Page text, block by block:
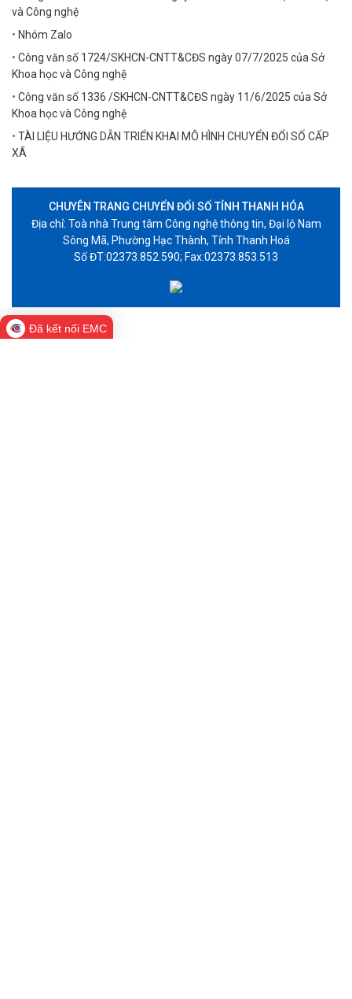
và Công nghệ
Nhóm Zalo
Công văn số 1724/SKHCN-CNTT&CĐS ngày 07/7/2025 của Sở
Khoa học và Công nghệ
Công văn số 1336 /SKHCN-CNTT&CĐS ngày 11/6/2025 của Sở
Khoa học và Công nghệ
TÀI LIỆU HƯỚNG DẪN TRIỂN KHAI MÔ HÌNH CHUYỂN ĐỔI SỐ CẤP
XÃ
CHUYÊN TRANG CHUYỂN ĐỔI SỐ TỈNH THANH HÓA
Địa chỉ: Toà nhà Trung tâm Công nghệ thông tin, Đại lộ Nam
Sông Mã, Phường Hạc Thành, Tỉnh Thanh Hoá
Số ĐT:02373.852.590; Fax:02373.853.513
Đã kết nối EMC